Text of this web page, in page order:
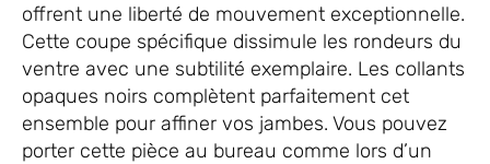
offrent une liberté de mouvement exceptionnelle.
Cette coupe spécifique dissimule les rondeurs du
ventre avec une subtilité exemplaire. Les collants
opaques noirs complètent parfaitement cet
ensemble pour affiner vos jambes. Vous pouvez
porter cette pièce au bureau comme lors d’un